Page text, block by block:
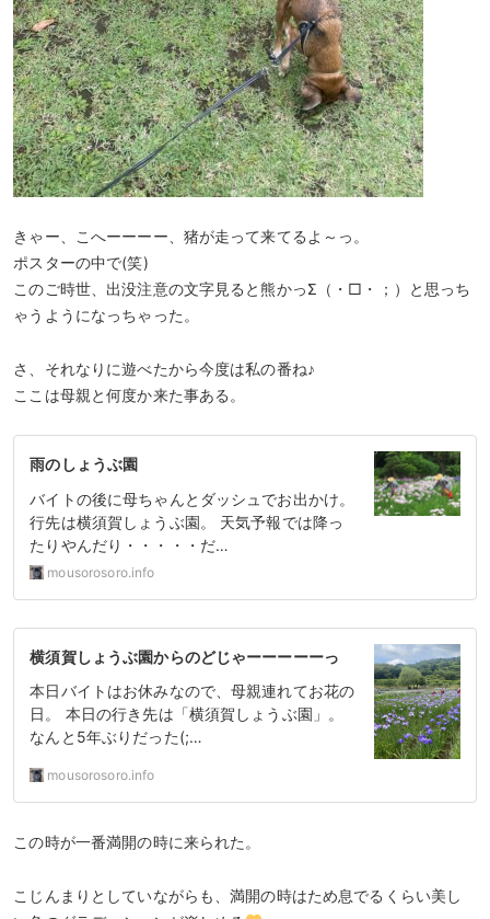
きゃー、こへーーーー、猪が走って来てるよ～っ。
ポスターの中で(笑)
このご時世、出没注意の文字見ると熊かっΣ（・□・；）と思っち
ゃうようになっちゃった。
さ、それなりに遊べたから今度は私の番ね♪
ここは母親と何度か来た事ある。
雨のしょうぶ園
バイトの後に母ちゃんとダッシュでお出かけ。
行先は横須賀しょうぶ園。 天気予報では降っ
たりやんだり・・・・・だ…
mousorosoro.info
横須賀しょうぶ園からのどじゃーーーーーっ
本日バイトはお休みなので、母親連れてお花の
日。 本日の行き先は「横須賀しょうぶ園」。
なんと5年ぶりだった(;…
mousorosoro.info
この時が一番満開の時に来られた。
こじんまりとしていながらも、満開の時はため息でるくらい美し